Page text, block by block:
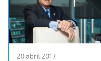
20 abril 2017